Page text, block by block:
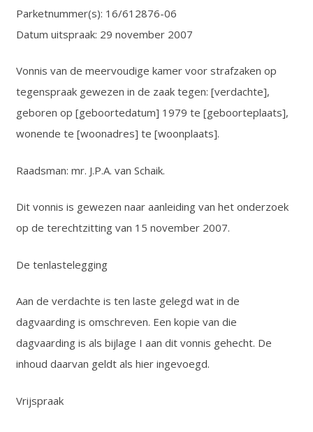
Parketnummer(s): 16/612876-06
Datum uitspraak: 29 november 2007
Vonnis van de meervoudige kamer voor strafzaken op
tegenspraak gewezen in de zaak tegen: [verdachte],
geboren op [geboortedatum] 1979 te [geboorteplaats],
wonende te [woonadres] te [woonplaats].
Raadsman: mr. J.P.A. van Schaik.
Dit vonnis is gewezen naar aanleiding van het onderzoek
op de terechtzitting van 15 november 2007.
De tenlastelegging
Aan de verdachte is ten laste gelegd wat in de
dagvaarding is omschreven. Een kopie van die
dagvaarding is als bijlage I aan dit vonnis gehecht. De
inhoud daarvan geldt als hier ingevoegd.
Vrijspraak